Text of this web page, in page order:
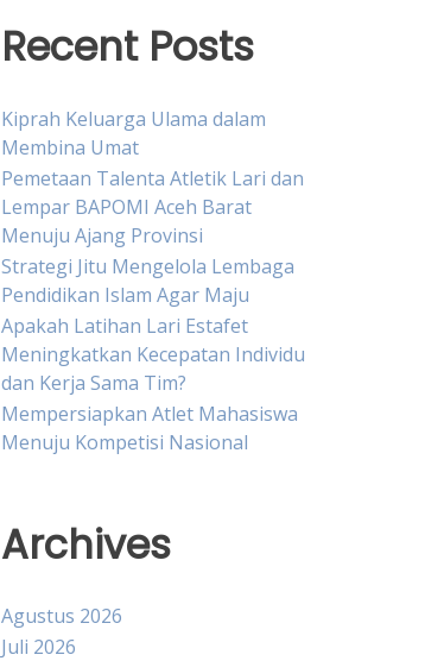
Recent Posts
Kiprah Keluarga Ulama dalam
Membina Umat
Pemetaan Talenta Atletik Lari dan
Lempar BAPOMI Aceh Barat
Menuju Ajang Provinsi
Strategi Jitu Mengelola Lembaga
Pendidikan Islam Agar Maju
Apakah Latihan Lari Estafet
Meningkatkan Kecepatan Individu
dan Kerja Sama Tim?
Mempersiapkan Atlet Mahasiswa
Menuju Kompetisi Nasional
Archives
Agustus 2026
Juli 2026